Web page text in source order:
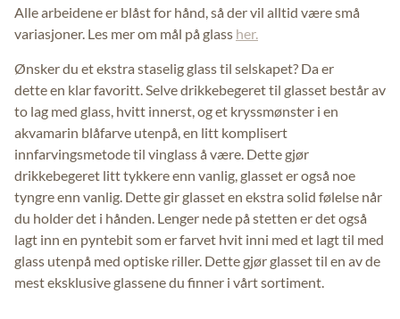
Alle arbeidene er blåst for hånd, så der vil alltid være små
variasjoner. Les mer om mål på glass her.
Ønsker du et ekstra staselig glass til selskapet? Da er
dette en klar favoritt. Selve drikkebegeret til glasset består av
to lag med glass, hvitt innerst, og et kryssmønster i en
akvamarin blåfarve utenpå, en litt komplisert
innfarvingsmetode til vinglass å være. Dette gjør
drikkebegeret litt tykkere enn vanlig, glasset er også noe
tyngre enn vanlig. Dette gir glasset en ekstra solid følelse når
du holder det i hånden. Lenger nede på stetten er det også
lagt inn en pyntebit som er farvet hvit inni med et lagt til med
glass utenpå med optiske riller. Dette gjør glasset til en av de
mest eksklusive glassene du finner i vårt sortiment.